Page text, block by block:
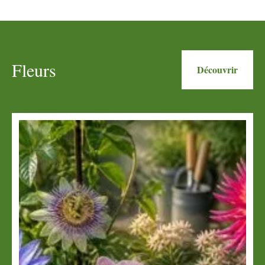
Fleurs Découvrir